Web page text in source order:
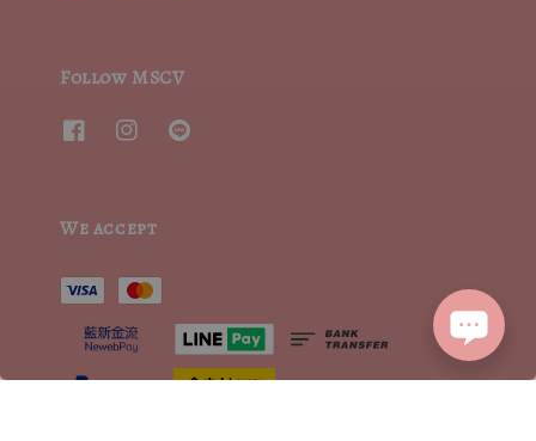
Follow MSCV
We accept